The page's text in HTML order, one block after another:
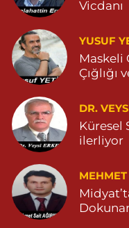
Tepebaşı Mahallesi,
0 (482) 381 36 70
Vicdanı
YUSUF
Maskeli
Çığlığı
DR.
Küresel
ilerliyor